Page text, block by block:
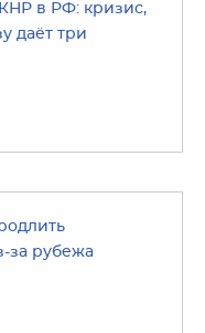
в РФ: кризис,
даёт три
за рубежа